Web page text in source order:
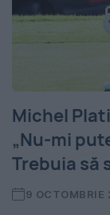
Michel
„Nu-mi
Trebuia să
9 OCTOMBRIE